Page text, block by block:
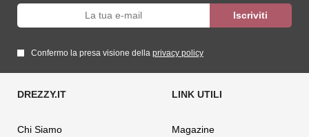
Confermo la presa visione della privacy policy
Chi Siamo Magazine